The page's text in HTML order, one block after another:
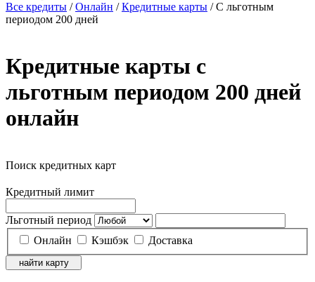
Все кредиты /Онлайн /Кредитные карты /С льготным
периодом 200 дней
Кредитные карты с
льготным периодом 200 дней
онлайн
Поиск кредитных карт
Кредитный лимит
Льготный период
Онлайн
Кэшбэк Доставка
найти карту